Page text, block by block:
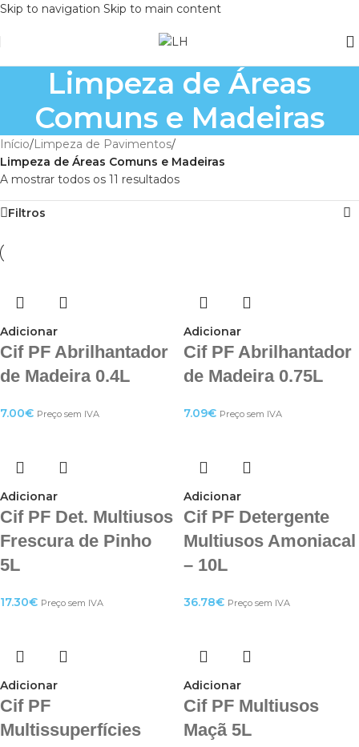
Skip to navigation Skip to main content
Limpeza de Áreas
Comuns e Madeiras
Início/Limpeza de Pavimentos/
Limpeza de Áreas Comuns e Madeiras
A mostrar todos os 11 resultados
Filtros
Adicionar
Cif PF Abrilhantador
de Madeira 0.4L
7.00€ Preço sem IVA
Adicionar
Cif PF Abrilhantador
de Madeira 0.75L
7.09€ Preço sem IVA
Adicionar
Cif PF Det. Multiusos
Frescura de Pinho
5L
17.30€ Preço sem IVA
Adicionar
Cif PF Detergente
Multiusos Amoniacal
– 10L
36.78€ Preço sem IVA
Adicionar
Cif PF
Multissuperfícies
Adicionar
Cif PF Multiusos
Maçã 5L